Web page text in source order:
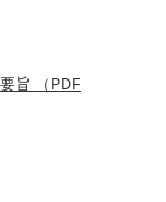
旨 （PDF